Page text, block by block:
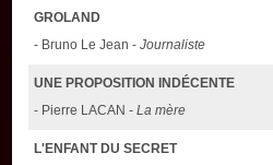
GROLAND
- Bruno Le Jean -Journaliste
UNE PROPOSITION INDÉCENTE
- Pierre LACAN -La mère
L'ENFANT DU SECRET